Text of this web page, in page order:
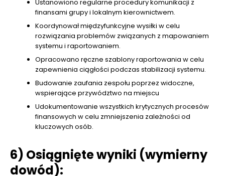
Ustanowiono regularne procedury komunikacji z
finansami grupy i lokalnym kierownictwem.
Koordynował międzyfunkcyjne wysiłki w celu
rozwiązania problemów związanych z mapowaniem
systemu i raportowaniem.
Opracowano ręczne szablony raportowania w celu
zapewnienia ciągłości podczas stabilizacji systemu.
Budowanie zaufania zespołu poprzez widoczne,
wspierające przywództwo na miejscu
Udokumentowanie wszystkich krytycznych procesów
finansowych w celu zmniejszenia zależności od
kluczowych osób.
6) Osiągnięte wyniki (wymierny
dowód):